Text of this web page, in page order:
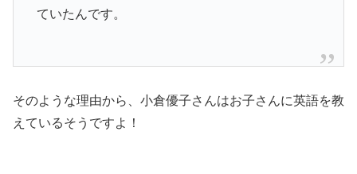
ていたんです。
そのような理由から、小倉優子さんはお子さんに英語を教
えているそうですよ！